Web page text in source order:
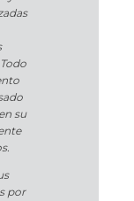
su
por